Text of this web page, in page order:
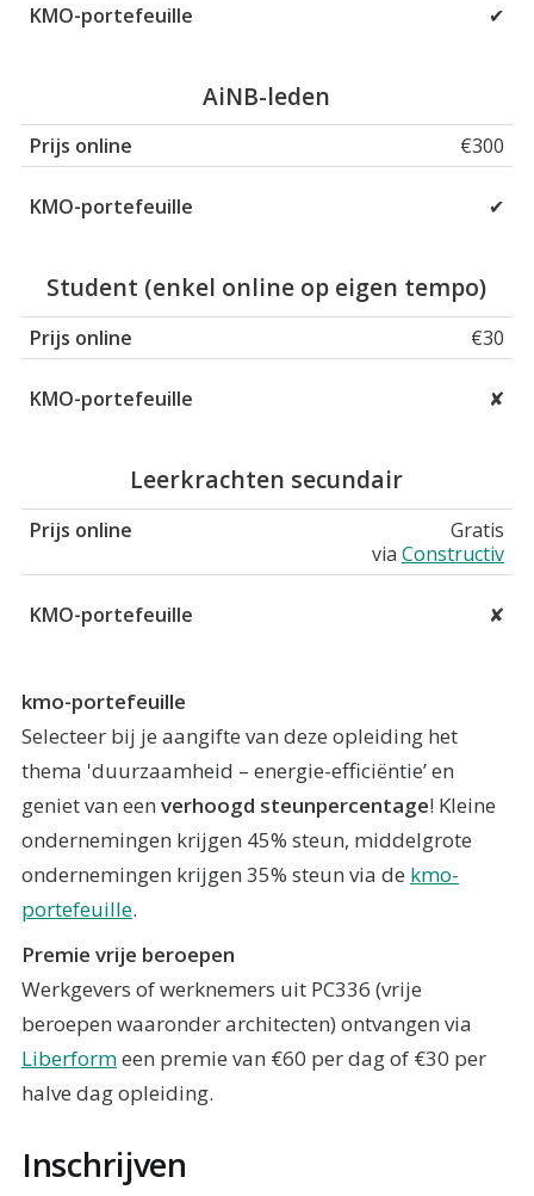
✔
AiNB-leden
€300
✔
Student (enkel online op eigen tempo)
€30
✘
Leerkrachten secundair
Gratis
via Constructiv
✘
kmo-portefeuille
Selecteer bij je aangifte van deze opleiding het
thema 'duurzaamheid – energie-efficiëntie’ en
geniet van een verhoogd steunpercentage! Kleine
ondernemingen krijgen 45% steun, middelgrote
ondernemingen krijgen 35% steun via de kmo-
portefeuille.
Premie vrije beroepen
Werkgevers of werknemers uit PC336 (vrije
beroepen waaronder architecten) ontvangen via
Liberformeen premie van €60 per dag of €30 per
halve dag opleiding.
Inschrijven